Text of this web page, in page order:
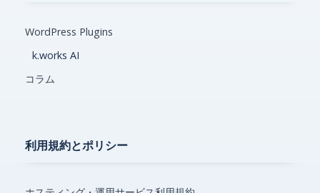
WordPress Plugins
k.works AI
コラム
利用規約とポリシー